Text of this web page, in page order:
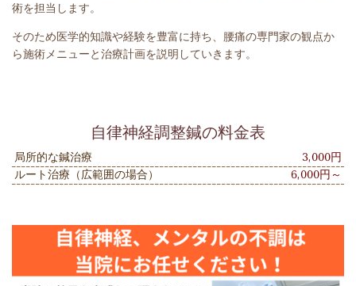
術を担当します。
そのため医学的知識や経験を豊富に持ち、腰痛の専門家の観点か
ら施術メニューと治療計画を説明していきます。
自律神経調整鍼の料金表
局所的な鍼治療
3,000円
ルート治療（広範囲の場合）
6,000円～